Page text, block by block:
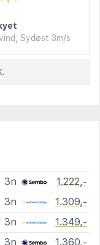
Sydøst 3m/s
3n
1.222,-
3n
1.309,-
3n
1.349,-
3n 1.360,-